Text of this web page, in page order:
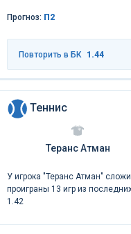
Прогноз: П2
Повторить в БК 1.44
Теннис
Теранс Атман
У игрока "Теранс Атман"
проиграны 13 игр из
1.42